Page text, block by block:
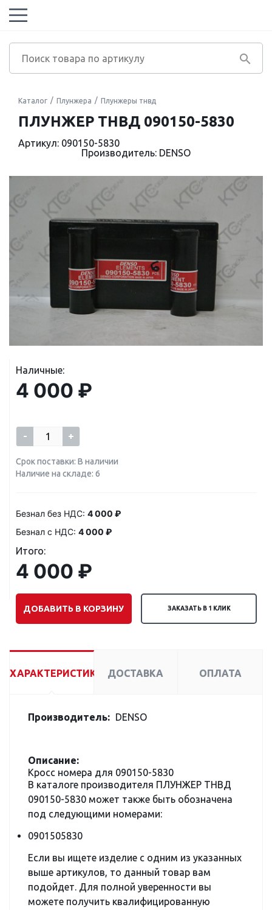
Каталог Плунжера Плунжеры тнвд
ПЛУНЖЕР ТНВД 090150-5830
Артикул: 090150-5830
Производитель: DENSO
Наличные:
4 000 ₽
- +
Срок поставки: В наличии
Наличие на складе: 6
Безнал без НДС: 4 000 ₽
Безнал с НДС: 4 000 ₽
Итого:
4 000 ₽
ДОБАВИТЬ В КОРЗИНУ ЗАКАЗАТЬ В 1 КЛИК
ХАРАКТЕРИСТИКИ ДОСТАВКА ОПЛАТА
Производитель: DENSO
Описание:
Кросс номера для 090150-5830
В каталоге производителя ПЛУНЖЕР ТНВД
090150-5830 может также быть обозначена
под следующими номерами:
0901505830
Если вы ищете изделие с одним из указанных
выше артикулов, то данный товар вам
подойдет. Для полной уверенности вы
можете получить квалифицированную